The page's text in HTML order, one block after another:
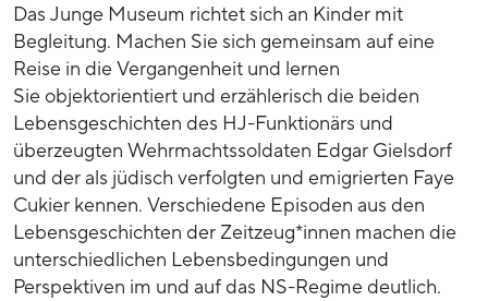
Das Junge Museum richtet sich an Kinder mit
Begleitung. Machen Sie sich gemeinsam auf eine
Reise in die Vergangenheit und lernen
Sie objektorientiert und erzählerisch die beiden
Lebensgeschichten des HJ-Funktionärs und
überzeugten Wehrmachtssoldaten Edgar Gielsdorf
und der als jüdisch verfolgten und emigrierten Faye
Cukier kennen. Verschiedene Episoden aus den
Lebensgeschichten der Zeitzeug*innen machen die
unterschiedlichen Lebensbedingungen und
Perspektiven im und auf das NS-Regime deutlich.